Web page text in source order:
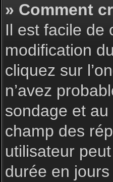
» Comment
Il est facile de
modification
cliquez sur
n’avez
sondage et
champ des
utilisateur
durée en